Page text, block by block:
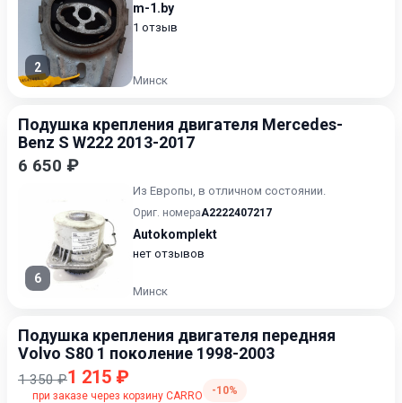
2
m-1.by
1 отзыв
Минск
Подушка крепления двигателя Mercedes-
Benz S W222 2013-2017
6 650 ₽
6
Из Европы, в отличном состоянии.
Ориг. номераA2222407217
Autokomplekt
нет отзывов
Минск
Подушка крепления двигателя передняя
Volvo S80 1 поколение 1998-2003
1 350 ₽1 215 ₽
при заказе через корзину CARRO -10%